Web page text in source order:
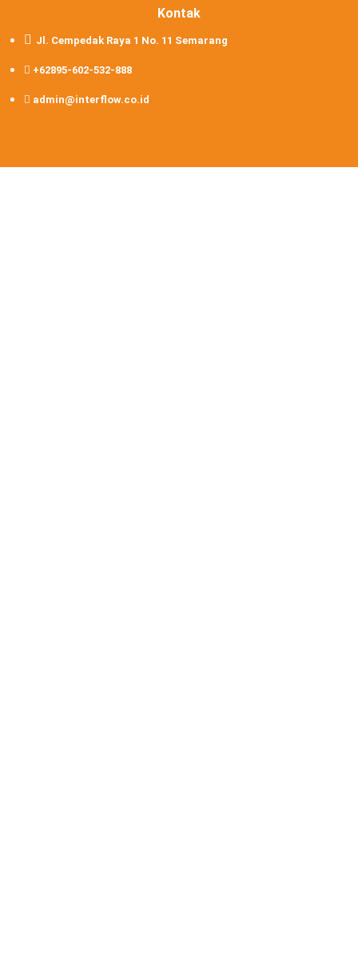
Kontak
Jl. Cempedak Raya 1 No. 11 Semarang
+62895-602-532-888
admin@interflow.co.id